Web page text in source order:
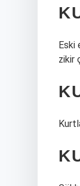
Eski
zikir